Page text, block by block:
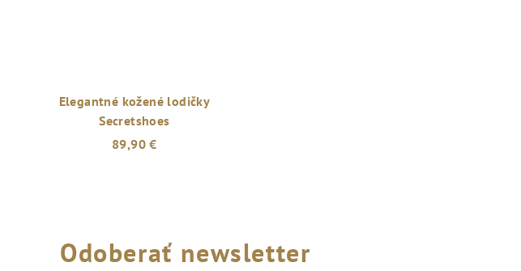
Elegantné kožené lodičky
Secretshoes
89,90 €
5,0
Odoberať newsletter